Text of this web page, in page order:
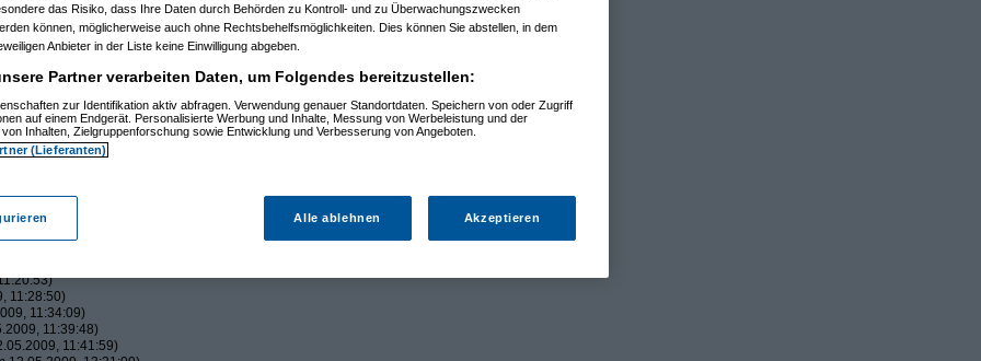
11:38:17)
11:49:47)
11:28:50)
11:34:09)
11:39:48)
11:41:59)
das Risiko, dass Ihre Daten durch Behörden zu Kontroll- und zu Überwachungszwecken
können, möglicherweise auch ohne Rechtsbehelfsmöglichkeiten. Dies können Sie abstellen, in dem
Anbieter in der Liste keine Einwilligung abgeben.
Partner verarbeiten Daten, um Folgendes bereitzustellen:
zur Identifikation aktiv abfragen. Verwendung genauer Standortdaten. Speichern von oder Zugriff
auf einem Endgerät. Personalisierte Werbung und Inhalte, Messung von Werbeleistung und der
Inhalten, Zielgruppenforschung sowie Entwicklung und Verbesserung von Angeboten.
(Lieferanten)
Alle ablehnen Akzeptieren